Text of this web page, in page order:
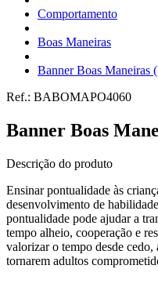
Comportamento
Boas Maneiras
Banner Boas Maneiras
Ref.: BABOMAPO4060
Banner Boas
Descrição do produto
Ensinar pontualidade às
desenvolvimento de
pontualidade pode ajudar a
tempo alheio, cooperação e
valorizar o tempo desde cedo,
tornarem adultos